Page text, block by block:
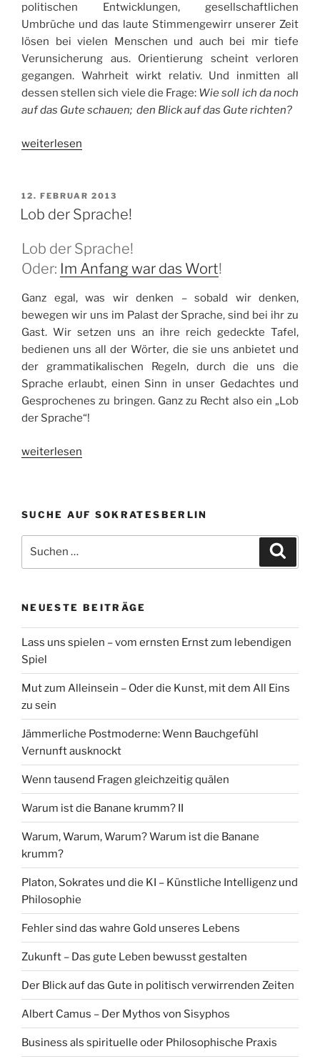
politischen Entwicklungen, gesellschaftlichen
Umbrüche und das laute Stimmengewirr unserer Zeit
lösen bei vielen Menschen und auch bei mir tiefe
Verunsicherung aus. Orientierung scheint verloren
gegangen. Wahrheit wirkt relativ. Und inmitten all
dessen stellen sich viele die Frage: Wie soll ich da noch
auf das Gute schauen; den Blick auf das Gute richten?
„Der
das
Gute
politisch
verwirrenden
weiterlesen
VERÖFFENTLICHT
AM
12. FEBRUAR 2013
Lob der Sprache!
Lob der Sprache!
Oder: Im Anfang war das Wort!
Ganz egal, was wir denken – sobald wir denken,
bewegen wir uns im Palast der Sprache, sind bei ihr zu
Gast. Wir setzen uns an ihre reich gedeckte Tafel,
bedienen uns all der Wörter, die sie uns anbietet und
der grammatikalischen Regeln, durch die uns die
Sprache erlaubt, einen Sinn in unser Gedachtes und
Gesprochenes zu bringen. Ganz zu Recht also ein „Lob
der Sprache“!
„Lob
weiterlesen
SUCHE AUF SOKRATESBERLIN
nach:
NEUESTE BEITRÄGE
Lass uns spielen – vom ernsten Ernst zum lebendigen
Spiel
Mut zum Alleinsein – Oder die Kunst, mit dem All Eins
zu sein
Jämmerliche Postmoderne: Wenn Bauchgefühl
Vernunft ausknockt
Wenn tausend Fragen gleichzeitig quälen
Warum ist die Banane krumm? II
Warum, Warum, Warum? Warum ist die Banane
krumm?
Platon, Sokrates und die KI – Künstliche Intelligenz und
Philosophie
Fehler sind das wahre Gold unseres Lebens
Zukunft – Das gute Leben bewusst gestalten
Der Blick auf das Gute in politisch verwirrenden Zeiten
Albert Camus – Der Mythos von Sisyphos
Business als spirituelle oder Philosophische Praxis